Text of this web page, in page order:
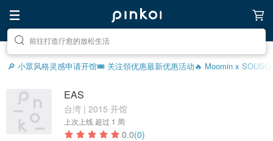
前往打造疗愈的放松生活
前往寻找灵感吧
🔎 小眾风格灵感申请开馆🎟️ 关注領优惠最新优惠活动🔥 Moomin x
EAS
台湾 | 2015 开馆
上次上线 超过 1 周
0.0(0)